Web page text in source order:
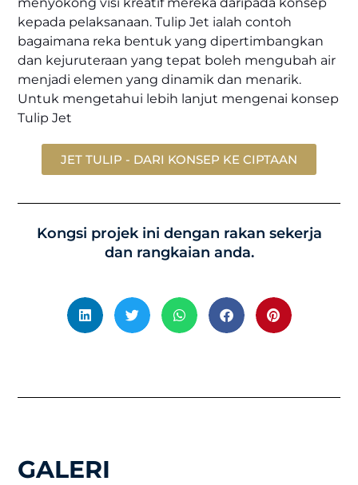
kepada pelaksanaan. Tulip Jet ialah contoh
bagaimana reka bentuk yang dipertimbangkan
dan kejuruteraan yang tepat boleh mengubah air
menjadi elemen yang dinamik dan menarik.
Untuk mengetahui lebih lanjut mengenai konsep
Tulip Jet
JET TULIP - DARI KONSEP KE CIPTAAN
Kongsi projek ini dengan rakan sekerja
dan rangkaian anda.
GALERI